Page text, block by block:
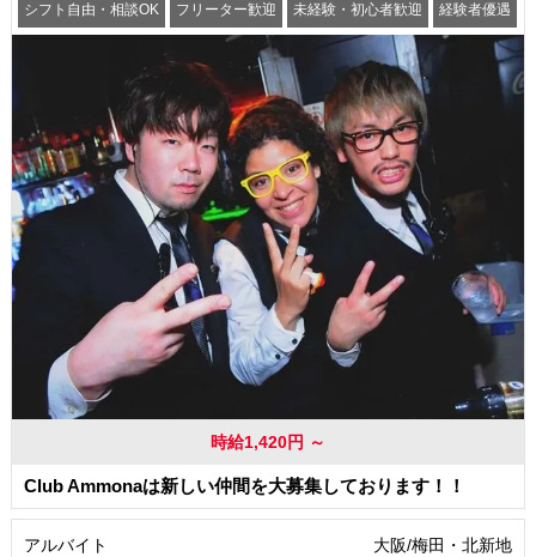
シフト自由・相談OK フリーター歓迎 未経験・初心者歓迎 経験者優遇
時給1,420円 ～
Club Ammonaは新しい仲間を大募集しております！！
アルバイト 大阪/梅田・北新地